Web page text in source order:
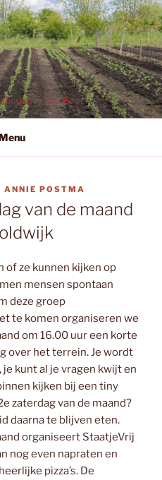
in Ten Boer
ANNIE POSTMA
van de maand
of ze kunnen kijken op
mensen spontaan
deze groep
te komen organiseren we
om 16.00 uur een korte
over het terrein. Je wordt
kunt al je vragen kwijt en
kijken bij een tiny
zaterdag van de maand?
daarna te blijven eten.
organiseert StaatjeVrij
nog even napraten en
pizza’s. De